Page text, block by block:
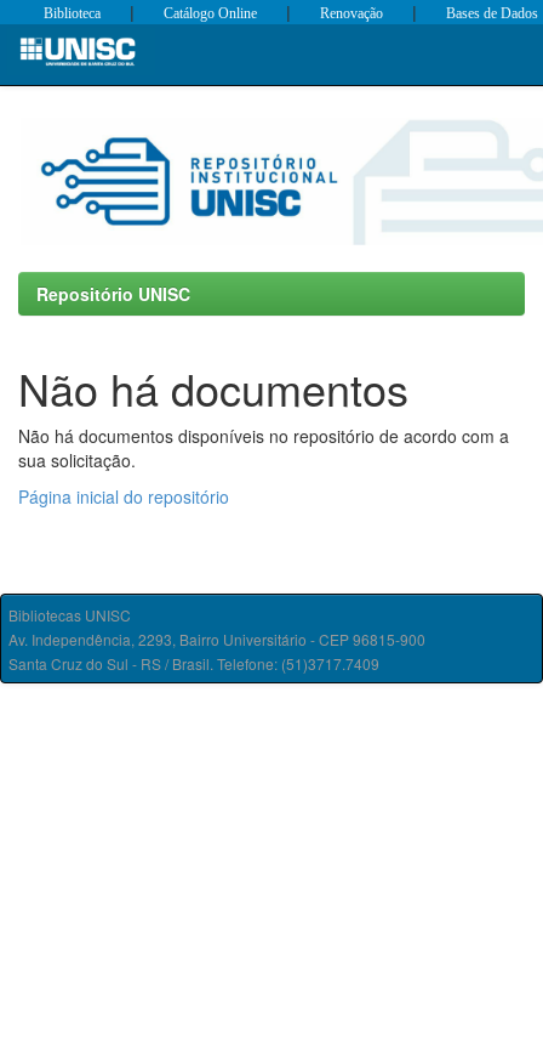
Skip
Biblioteca | Catálogo Online | Renovação | Bases de Dados
Repositório UNISC
Não há documentos
Não há documentos disponíveis no repositório de acordo com a
sua solicitação.
Página inicial do repositório
Bibliotecas UNISC
Av. Independência, 2293, Bairro Universitário - CEP 96815-900
Santa Cruz do Sul - RS / Brasil. Telefone: (51)3717.7409